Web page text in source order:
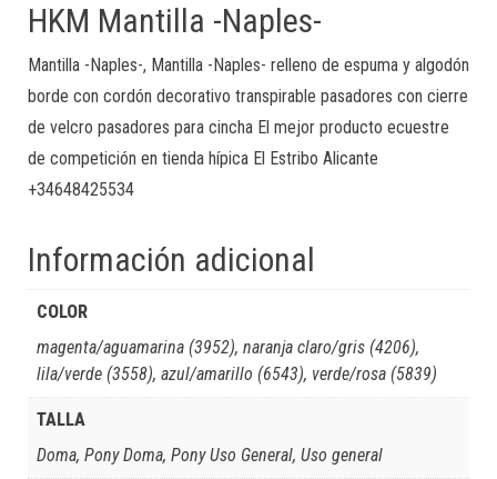
HKM Mantilla -Naples-
Mantilla -Naples-, Mantilla -Naples- relleno de espuma y algodón
borde con cordón decorativo transpirable pasadores con cierre
de velcro pasadores para cincha El mejor producto ecuestre
de competición en tienda hípica El Estribo Alicante
+34648425534
Información adicional
COLOR
magenta/aguamarina (3952), naranja claro/gris (4206),
lila/verde (3558), azul/amarillo (6543), verde/rosa (5839)
TALLA
Doma, Pony Doma, Pony Uso General, Uso general